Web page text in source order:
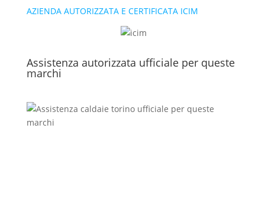
AZIENDA AUTORIZZATA E CERTIFICATA ICIM
Assistenza autorizzata ufficiale per queste
marchi